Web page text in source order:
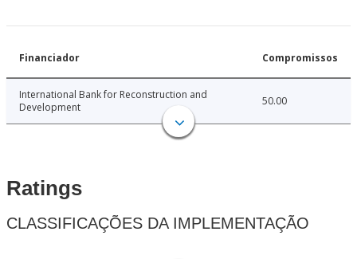
Financiador Compromissos
International Bank for Reconstruction and
Development
50.00
Ratings
CLASSIFICAÇÕES DA IMPLEMENTAÇÃO